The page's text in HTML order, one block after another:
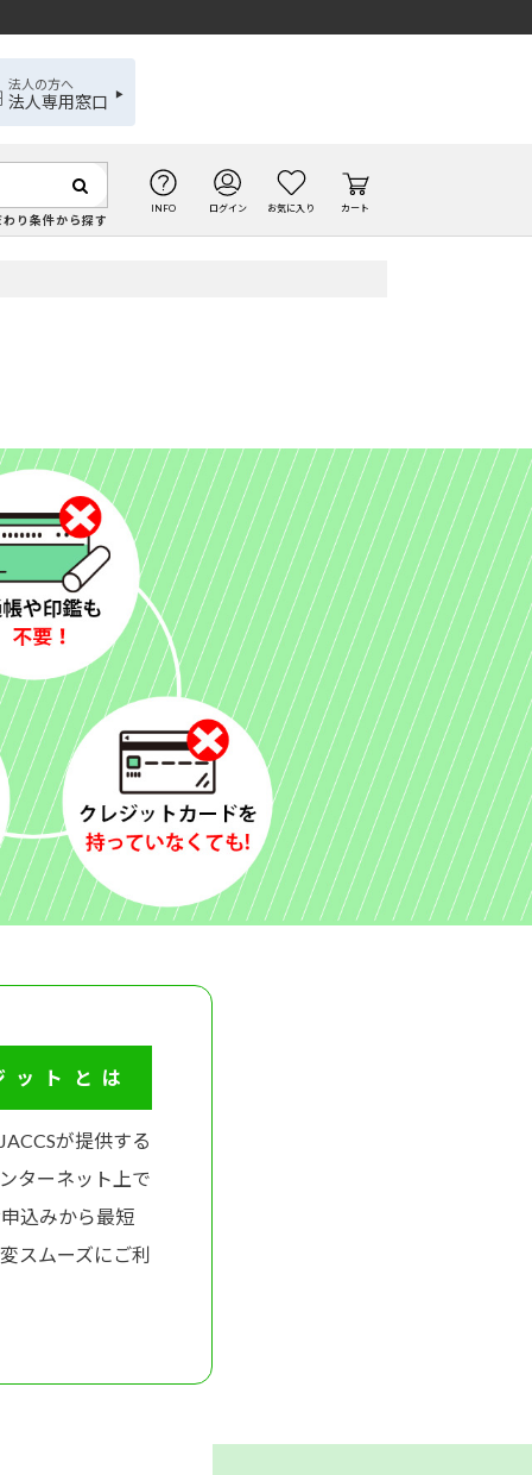
法人の方へ
法人専用窓口
り条件から探す
INFO ログイン お気に入り カート
ットとは
が提供する
ターネット上で
込みから最短
スムーズにご利